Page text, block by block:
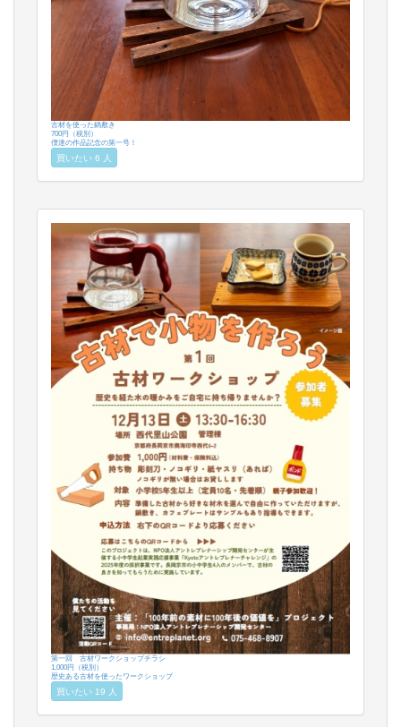
古材を使った鍋敷き
700円（税別）
僕達の作品記念の第一号！
買いたい 6 人
第一回 古材ワークショップチラシ
1,000円（税別）
歴史ある古材を使ったワークショップ
買いたい 19 人